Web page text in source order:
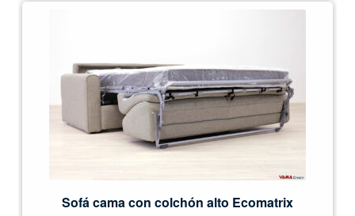
Sofá cama con colchón alto Ecomatrix